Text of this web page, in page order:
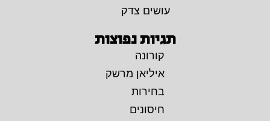
עושים צדק
תגיות נפוצות
קורונה
איליאן מרשק
בחירות
חיסונים